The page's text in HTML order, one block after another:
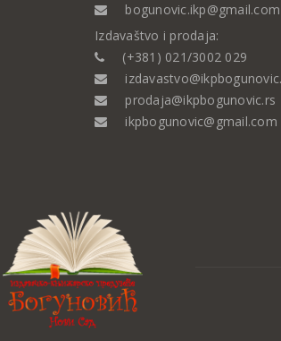
bogunovic.ikp@gmail.com
Izdavaštvo i prodaja:
(+381) 021/3002 029
prodaja@ikpbogunovic.rs
ikpbogunovic@gmail.com